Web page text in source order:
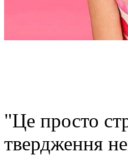
"Це просто
твердження